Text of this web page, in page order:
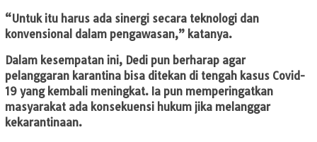
“Untuk itu harus ada sinergi secara teknologi dan
konvensional dalam pengawasan,” katanya.
Dalam kesempatan ini, Dedi pun berharap agar
pelanggaran karantina bisa ditekan di tengah kasus Covid-
19 yang kembali meningkat. Ia pun memperingatkan
masyarakat ada konsekuensi hukum jika melanggar
kekarantinaan.